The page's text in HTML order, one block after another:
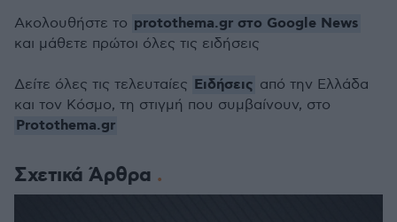
Σχετικά Άρθρα
Ακολουθήστε το protothema.gr στο Google News
και μάθετε πρώτοι όλες τις ειδήσεις
Δείτε όλες τις τελευταίες Ειδήσεις από την Ελλάδα
και τον Κόσμο, τη στιγμή που συμβαίνουν, στο
Protothema.gr